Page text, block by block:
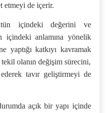
etmeyi de içerir.
içindeki değerini ve
içindeki anlamına yönelik
yaptığı katkıyı kavramak
olanın değişim sürecini,
tavır geliştirmeyi de
açık bir yapı içinde